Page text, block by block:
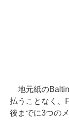
地元紙の
払うことなく、
後までに3つの